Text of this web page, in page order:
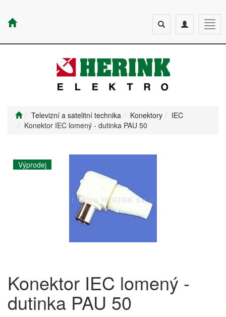
Toggle
navigation
Toggle
search
Televizní a satelitní technika Konektory
IEC
Konektor IEC lomený - dutinka PAU 50
Výprodej
Konektor IEC lomený -
dutinka PAU 50